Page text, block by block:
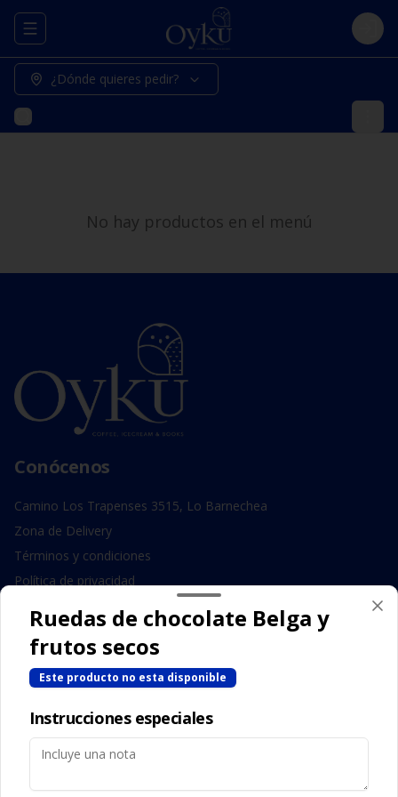
Abrir menu de navegación Login
¿Dónde quieres pedir?
No hay productos en el menú
Conócenos
Camino Los Trapenses 3515, Lo Barnechea
Zona de Delivery
Términos y condiciones
Política de privacidad
Redes sociales
Instagram
Facebook
Mi cuenta
Ruedas de chocolate Belga y
frutos secos
Este producto no esta disponible
Instrucciones especiales